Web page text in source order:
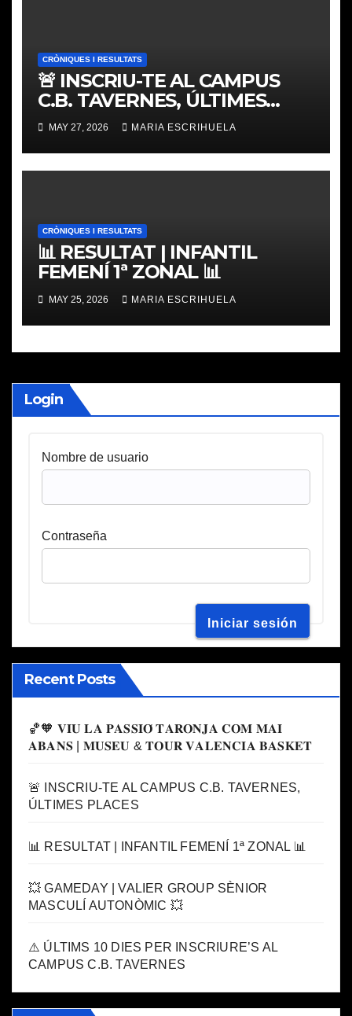
CRÒNIQUES I RESULTATS
🚨 INSCRIU-TE AL CAMPUS
C.B. TAVERNES, ÚLTIMES
PLACES
MAY 27, 2026 MARIA ESCRIHUELA
CRÒNIQUES I RESULTATS
📊 RESULTAT | INFANTIL
FEMENÍ 1ª ZONAL 📊
MAY 25, 2026 MARIA ESCRIHUELA
Login
Nombre de usuario
Contraseña
Recent Posts
🏀🧡 𝐕𝐈𝐔 𝐋𝐀 𝐏𝐀𝐒𝐒𝐈𝐎́ 𝐓𝐀𝐑𝐎𝐍𝐉𝐀 𝐂𝐎𝐌 𝐌𝐀𝐈
𝐀𝐁𝐀𝐍𝐒 | 𝐌𝐔𝐒𝐄𝐔 & 𝐓𝐎𝐔𝐑 𝐕𝐀𝐋𝐄𝐍𝐂𝐈𝐀 𝐁𝐀𝐒𝐊𝐄𝐓
🚨 INSCRIU-TE AL CAMPUS C.B. TAVERNES,
ÚLTIMES PLACES
📊 RESULTAT | INFANTIL FEMENÍ 1ª ZONAL 📊
💥 GAMEDAY | VALIER GROUP SÈNIOR
MASCULÍ AUTONÒMIC 💥
⚠️ ÚLTIMS 10 DIES PER INSCRIURE’S AL
CAMPUS C.B. TAVERNES